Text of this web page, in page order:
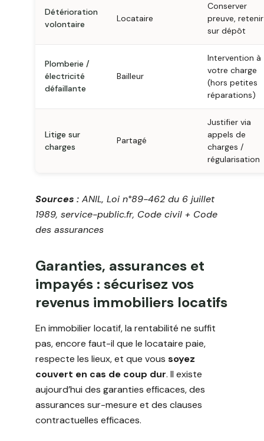
Détérioration
volontaire
Locataire
Conserver
preuve, retenir
sur dépôt
Plomberie /
électricité
défaillante
Bailleur
Intervention à
votre charge
(hors petites
réparations)
Litige sur
charges
Partagé
Justifier via
appels de
charges /
régularisation
Sources : ANIL, Loi n°89-462 du 6 juillet
1989, service-public.fr, Code civil + Code
des assurances
Garanties, assurances et
impayés : sécurisez vos
revenus immobiliers locatifs
En immobilier locatif, la rentabilité ne suffit
pas, encore faut-il que le locataire paie,
respecte les lieux, et que vous soyez
couvert en cas de coup dur. Il existe
aujourd’hui des garanties efficaces, des
assurances sur-mesure et des clauses
contractuelles efficaces.